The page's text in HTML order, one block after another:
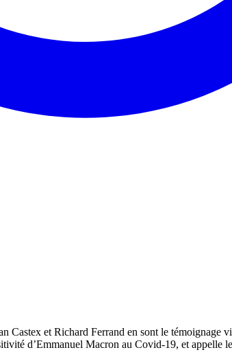
d’Emmanuel Macron au Covid-19, et appelle